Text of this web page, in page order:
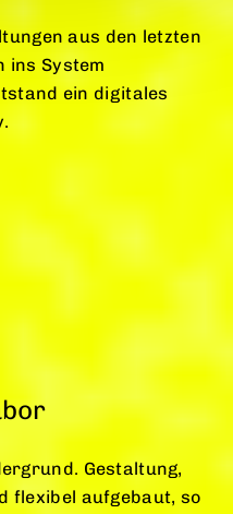
aus den letzten
ins System
ein digitales
Gestaltung,
flexibel aufgebaut, so